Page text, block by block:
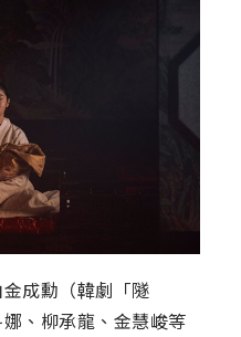
成勳（韓劇「隧
、柳承龍、金慧峻等